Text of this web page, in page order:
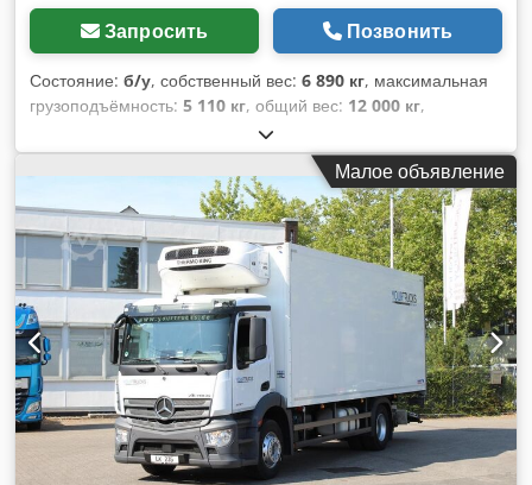
Запросить Позвонить
Состояние: б/у, собственный вес: 6 890 кг, максимальная
грузоподъёмность: 5 110 кг, общий вес: 12 000 кг,
, первая регистрация:
длина грузового отсека:7 500 мм, ширина пространства
для загрузки: 2 450 мм, высота грузового отсека:2 200 мм,
объем грузового пространства:40 м³, общая высота:
92 000 мм, подвеска:воздух, цвет:белый, Год выпуска:
2005, тип передачи:другое, кабина водителя:другое
Оборудование:
ABS, гидроборт, охладительный агрегат,
Малое объявление